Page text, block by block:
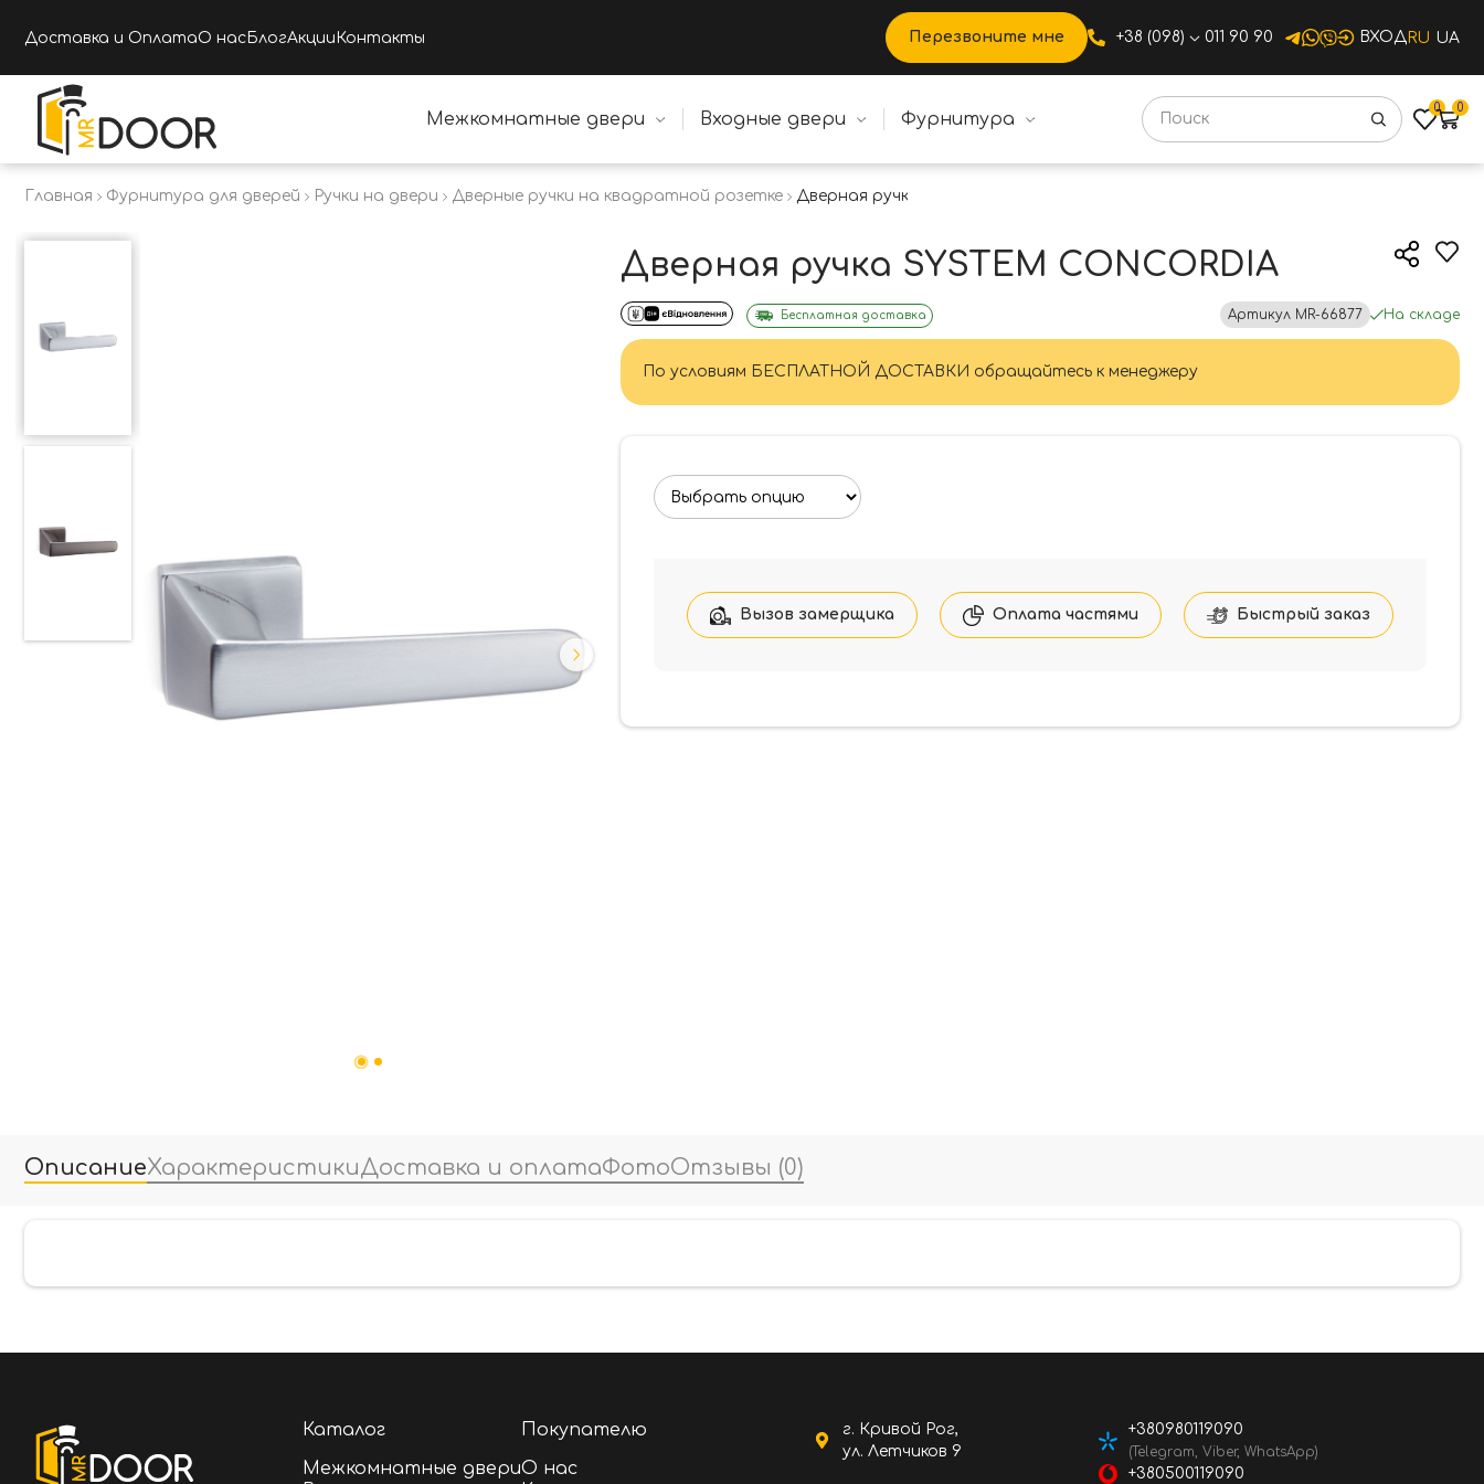
Доставка и ОплатаО нас БлогАкции Контакты Перезвоните мне +38 (098) 011 90 90 ВХОД RU UA
Межкомнатные двери Входные двери Фурнитура
0 0
Главная Фурнитура для дверей Ручки на двери Дверные ручки на квадратной розетке Дверная ручка SYSTEM CONCORDIA
Дверная ручка SYSTEM CONCORDIA
Бесплатная доставка Артикул MR-66877 На складе
По условиям БЕСПЛАТНОЙ ДОСТАВКИ обращайтесь к менеджеру
Вызов замерщика Оплата частями Быстрый заказ
ОписаниеХарактеристикиДоставка и оплатаФотоОтзывы (0)
Каталог
Межкомнатные двери
Покупателю
О нас
г. Кривой Рог,
ул. Летчиков 9
+380980119090
(Telegram, Viber, WhatsApp)
+380500119090